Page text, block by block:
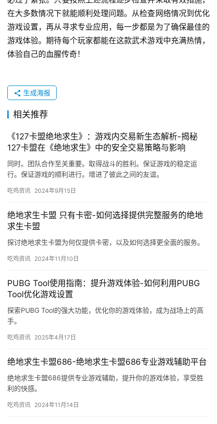
在大多数情况下就能顺利处理问题。从检查网络情况到优化
游戏设置，再从寻求专业应用，每一步都是为了确保最佳的
游戏体验。期待每个玩家都能在这款武术游戏中充满热情，
体验自己的血腥传奇！
生成海报
相关推荐
《127卡盟绝地求生》：游戏内交易新生态解析-揭秘
127卡盟在《绝地求生》中的安全交易策略与影响
同时。团队合作至关重要。取得战斗的胜利。保证游戏的稳定运
行。保证游戏的顺利进行。增进了彼此之间的友谊。
吃鸡资讯 2024年9月15日
绝地求生卡盟 只有卡密-如何选择提供完整服务的绝地
求生卡盟
探讨绝地求生卡盟为何仅提供卡密，以及如何选择更全面的服务。
吃鸡资讯 2024年11月10日
PUBG Tool使用指南：提升游戏体验-如何利用PUBG
Tool优化游戏设置
探索PUBG Tool的强大功能，优化你的游戏体验，成为战场上的高
手。
吃鸡资讯 2025年4月17日
绝地求生卡盟686-绝地求生卡盟686专业游戏辅助平台
绝地求生卡盟686提供专业游戏辅助，提升你的游戏体验，享受胜
利的快感。
吃鸡资讯 2024年11月14日